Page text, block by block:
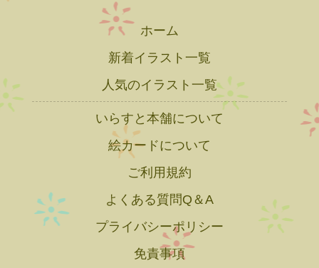
ホーム
新着イラスト一覧
人気のイラスト一覧
いらすと本舗について
絵カードについて
ご利用規約
よくある質問Q＆A
プライバシーポリシー
免責事項